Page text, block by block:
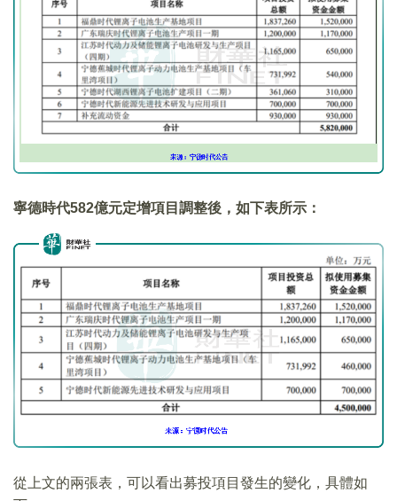
寧德時代582億元定增項目調整後，如下表所示：
從上文的兩張表，可以看出募投項目發生的變化，具體如